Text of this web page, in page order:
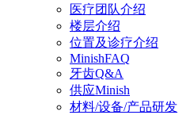
医疗团队介绍
楼层介绍
位置及诊疗介绍
MinishFAQ
牙齿Q&A
供应Minish
材料/设备/产品研发